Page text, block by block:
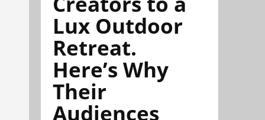
Lux Outdoor
Retreat.
Here’s Why
Their
Audiences